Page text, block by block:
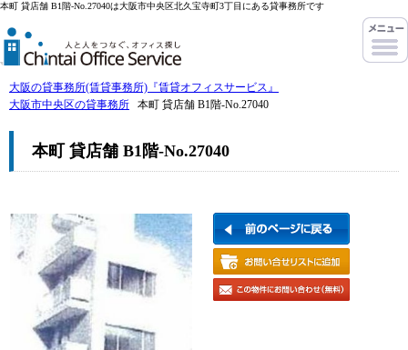
本町 貸店舗 B1階-No.27040は大阪市中央区北久宝寺町3丁目にある貸事務所です
大阪の貸事務所(賃貸事務所)『賃貸オフィスサービス』
大阪市中央区の貸事務所
本町 貸店舗 B1階-No.27040
本町 貸店舗 B1階-No.27040